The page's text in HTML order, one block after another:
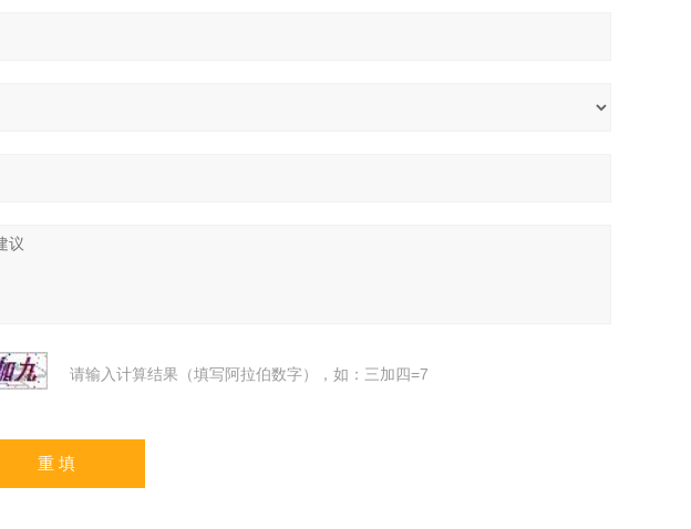
请输入计算结果（填写阿拉伯数字），如：三加四=7